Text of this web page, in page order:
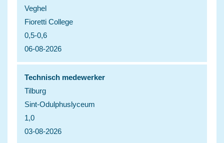
Veghel
Fioretti College
0,5-0,6
06-08-2026
Technisch medewerker
Tilburg
Sint-Odulphuslyceum
1,0
03-08-2026